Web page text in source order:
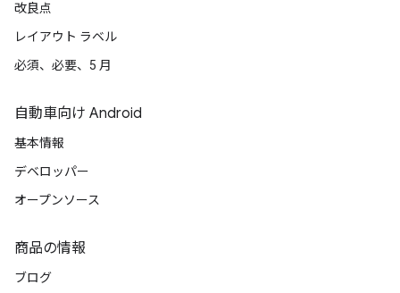
改良点
レイアウト ラベル
必須、必要、5 月
自動車向け Android
基本情報
デベロッパー
オープンソース
商品の情報
ブログ